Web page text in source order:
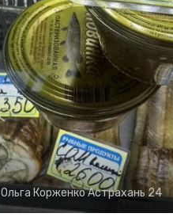
Ольга КорженкоАстрахань 24